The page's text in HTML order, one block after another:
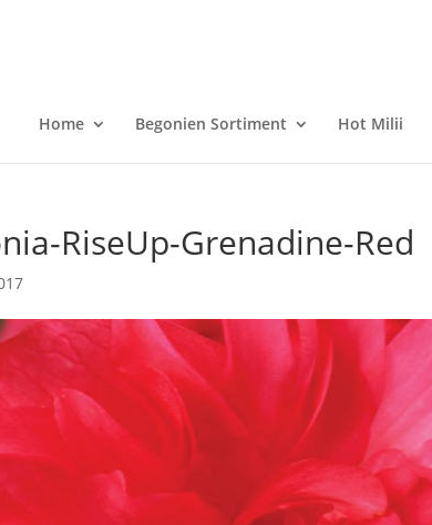
Home Begonien Sortiment Hot Milii
RiseUp-Grenadine-Red